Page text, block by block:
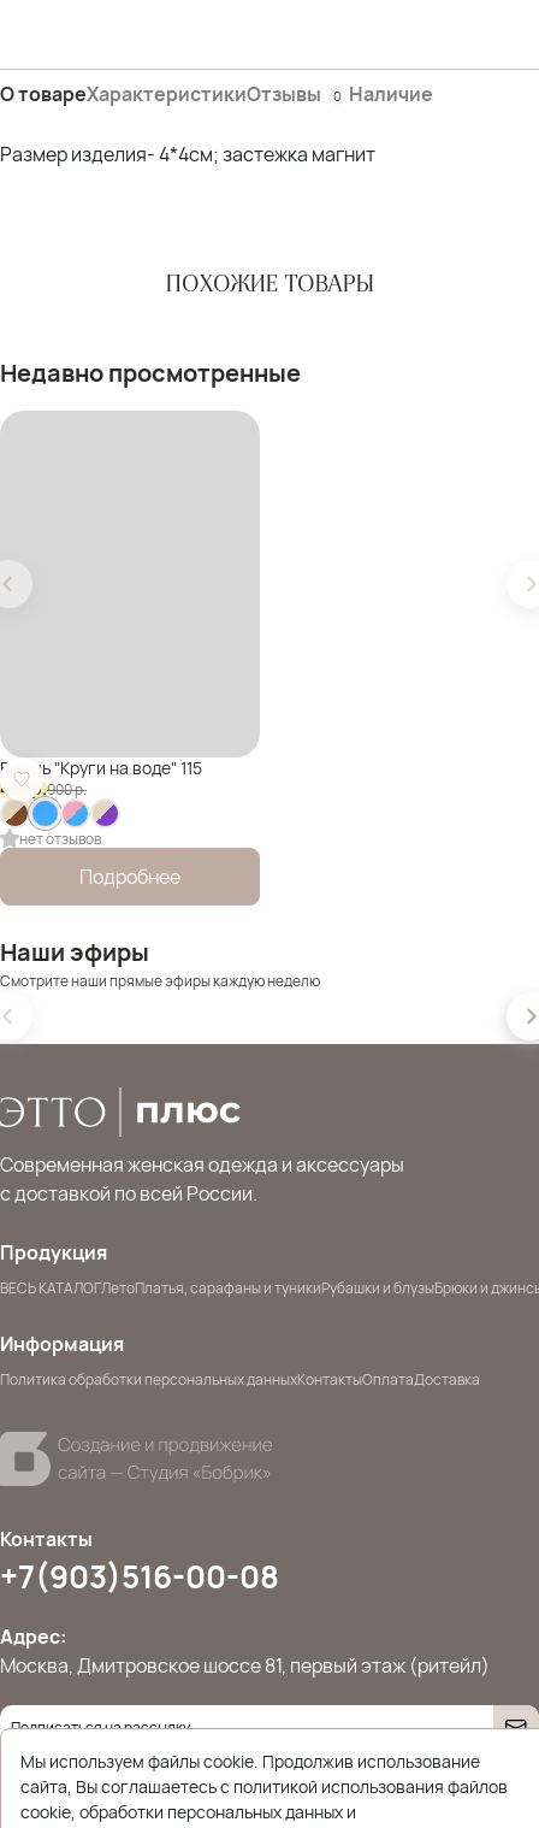
О товареХарактеристикиОтзывы 0 Наличие
Размер изделия- 4*4см; застежка магнит
ПОХОЖИЕ ТОВАРЫ
Недавно просмотренные
Брошь "Круги на воде" 115
450 р.900р.
нет отзывов
Подробнее
Наши эфиры
Смотрите наши прямые эфиры каждую неделю
Современная женская одежда и аксессуары
с доставкой по всей России.
Продукция
ВЕСЬ КАТАЛОГЛетоПлатья, сарафаны и туникиРубашки и блузыБрюки и
Информация
Политика обработки персональных данныхКонтактыОплатаДоставка
Контакты
+7(903)516-00-08
Адрес:
Москва, Дмитровское шоссе 81, первый этаж (ритейл)
Даю согласие наобработку персональных данных
© 2026 Ettoplus.ru — Все права защищены.
Политика конфиденциальности
Мы используем файлы cookie. Продолжив использование
сайта, Вы соглашаетесь с политикой использования файлов
cookie, обработки персональных данных и